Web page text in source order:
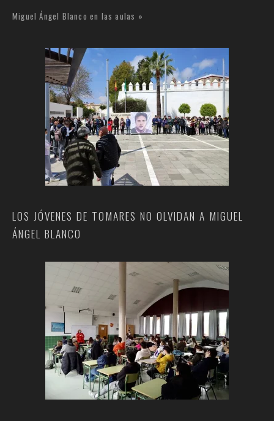
Miguel Ángel Blanco en las aulas »
LOS JÓVENES DE TOMARES NO OLVIDAN A MIGUEL
ÁNGEL BLANCO